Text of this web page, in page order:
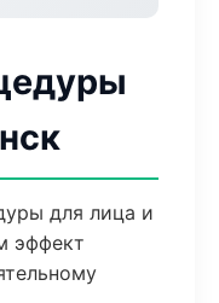
для лица и
эффект